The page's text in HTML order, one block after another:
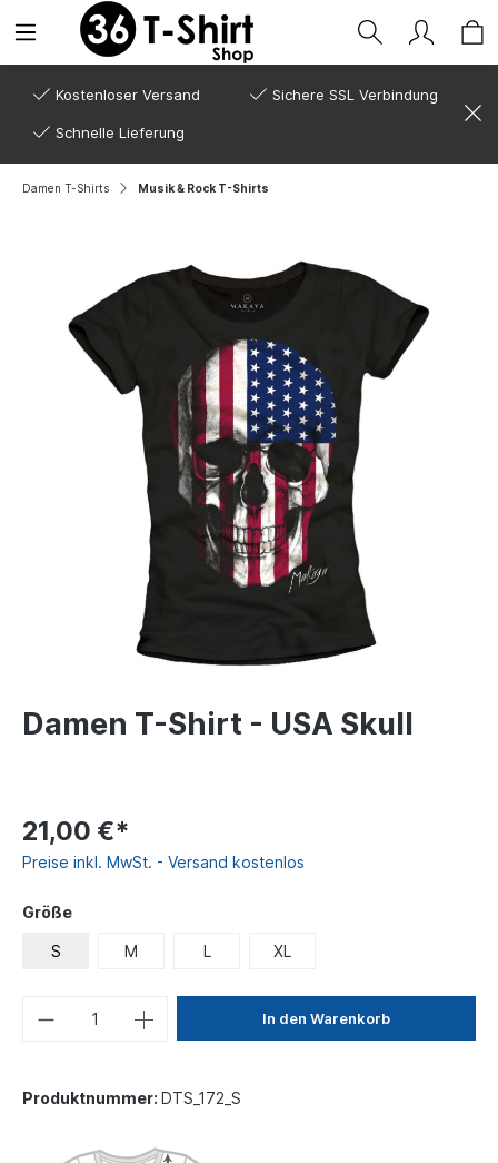
Kostenloser Versand Sichere SSL Verbindung
Schnelle Lieferung
Damen T-Shirts Musik & Rock T-Shirts
Damen T-Shirt - USA Skull
21,00 €*
Preise inkl. MwSt. - Versand kostenlos
Größe
S M L XL
In den Warenkorb
Produktnummer: DTS_172_S